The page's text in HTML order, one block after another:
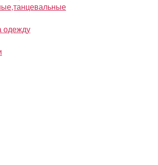
одежду